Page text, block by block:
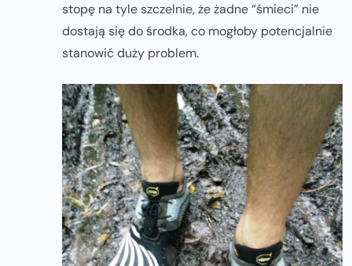
stopę na tyle szczelnie, że żadne “śmieci” nie
dostają się do środka, co mogłoby potencjalnie
stanowić duży problem.